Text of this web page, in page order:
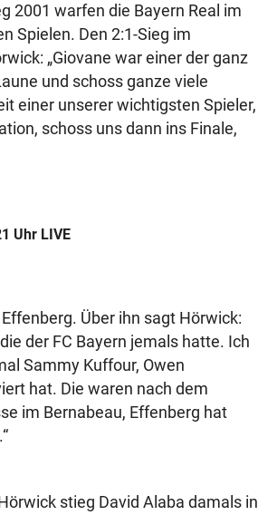
2001 warfen die Bayern Real im
Spielen. Den 2:1-Sieg im
„Giovane war einer der ganz
und schoss ganze viele
einer unserer wichtigsten Spieler,
schoss uns dann ins Finale,
Uhr LIVE
Über ihn sagt Hörwick:
der FC Bayern jemals hatte. Ich
Sammy Kuffour, Owen
hat. Die waren nach dem
im Bernabeau, Effenberg hat
stieg David Alaba damals in